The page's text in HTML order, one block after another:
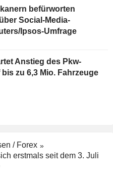
befürworten
Social-Media-
Ipsos-Umfrage
Anstieg des Pkw-
zu 6,3 Mio. Fahrzeuge
/ Forex
erstmals seit dem 3. Juli